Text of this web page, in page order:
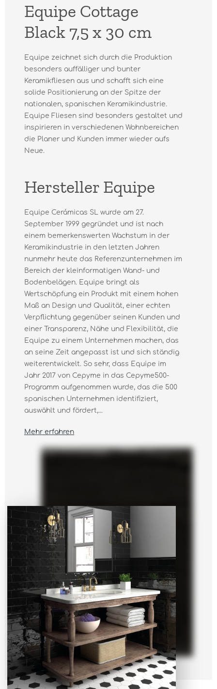
Equipe Cottage
Black 7,5 x 30 cm
Equipe zeichnet sich durch die Produktion
besonders auffälliger und bunter
Keramikfliesen aus und schafft sich eine
solide Positionierung an der Spitze der
nationalen, spanischen Keramikindustrie.
Equipe Fliesen sind besonders gestaltet und
inspirieren in verschiedenen Wohnbereichen
die Planer und Kunden immer wieder aufs
Neue.
Hersteller Equipe
Equipe Cerámicas SL wurde am 27.
September 1999 gegründet und ist nach
einem bemerkenswerten Wachstum in der
Keramikindustrie in den letzten Jahren
nunmehr heute das Referenzunternehmen im
Bereich der kleinformatigen Wand- und
Bodenbelägen. Equipe bringt als
Wertschöpfung ein Produkt mit einem hohen
Maß an Design und Qualität, einer echten
Verpflichtung gegenüber seinen Kunden und
einer Transparenz, Nähe und Flexibilität, die
Equipe zu einem Unternehmen machen, das
an seine Zeit angepasst ist und sich ständig
weiterentwickelt. So sehr, dass Equipe im
Jahr 2017 von Cepyme in das Cepyme500-
Programm aufgenommen wurde, das die 500
spanischen Unternehmen identifiziert,
auswählt und fördert,...
Mehr erfahren